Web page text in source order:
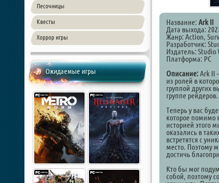
Песочницы
Квесты
Хоррор игры
Ожидаемые игры
Название: Ark II
Дата выхода:
Жанр: Action,
Разработчик:
Издатель: Studio
Платформа: PC
Описание:Ark II
из ролей в
группой других
группе рейдеров.
Теперь у вас
которое помимо
историей этого
оказались в
встретятся с
место. Поэтому
достичь
Кто бы мог
собой, поэтому